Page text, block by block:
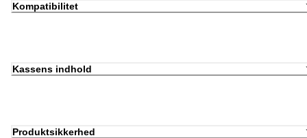
Kompatibilitet
Kassens indhold
Produktsikkerhed